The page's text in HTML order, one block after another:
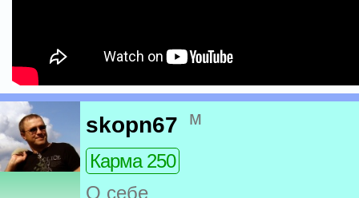
skopn67 м
Карма 250
О себе